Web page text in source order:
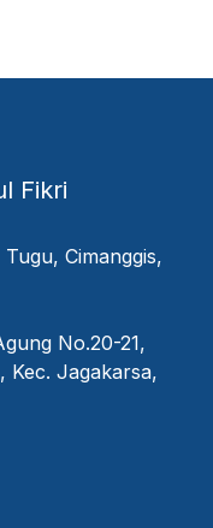
Fikri
Cimanggis,
No.20-21,
Kec. Jagakarsa,